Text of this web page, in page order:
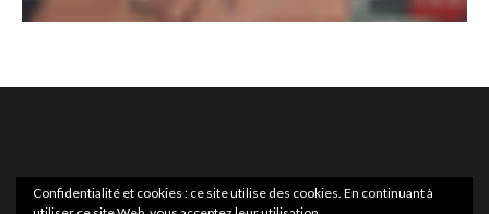
Confidentialité et cookies : ce site utilise des cookies. En continuant à